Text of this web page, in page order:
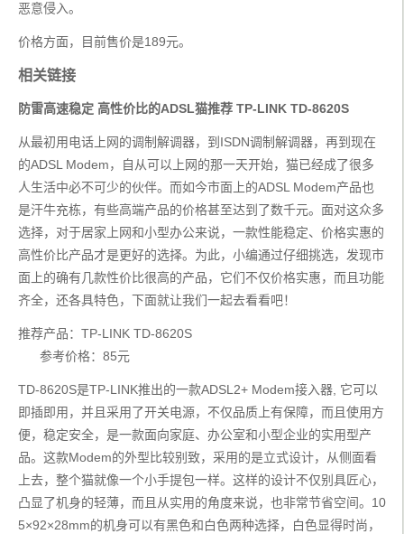
恶意侵入。
价格方面，目前售价是189元。
相关链接
防雷高速稳定 高性价比的ADSL猫推荐 TP-LINK TD-8620S
从最初用电话上网的调制解调器，到ISDN调制解调器，再到现在
的ADSL Modem，自从可以上网的那一天开始，猫已经成了很多
人生活中必不可少的伙伴。而如今市面上的ADSL Modem产品也
是汗牛充栋，有些高端产品的价格甚至达到了数千元。面对这众多
选择，对于居家上网和小型办公来说，一款性能稳定、价格实惠的
高性价比产品才是更好的选择。为此，小编通过仔细挑选，发现市
面上的确有几款性价比很高的产品，它们不仅价格实惠，而且功能
齐全，还各具特色，下面就让我们一起去看看吧！
推荐产品：TP-LINK TD-8620S
参考价格：85元
TD-8620S是TP-LINK推出的一款ADSL2+ Modem接入器, 它可以
即插即用，并且采用了开关电源，不仅品质上有保障，而且使用方
便，稳定安全，是一款面向家庭、办公室和小型企业的实用型产
品。这款Modem的外型比较别致，采用的是立式设计，从侧面看
上去，整个猫就像一个小手提包一样。这样的设计不仅别具匠心，
凸显了机身的轻薄，而且从实用的角度来说，也非常节省空间。10
5×92×28mm的机身可以有黑色和白色两种选择，白色显得时尚，